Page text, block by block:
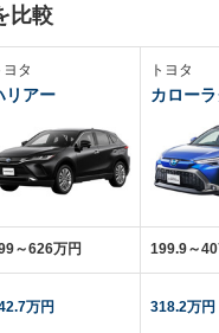
比較
ヨタ
リアー
～626万円
万円
トヨタ
カロー
199.9～
318.2万円